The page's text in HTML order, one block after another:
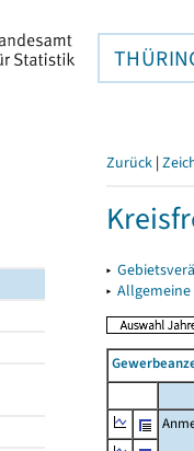
Zurück |
▸
▸